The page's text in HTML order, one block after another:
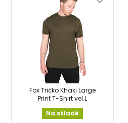
Fox Tričko Khaki Large
Print T-Shirt vel.L
Na skladě